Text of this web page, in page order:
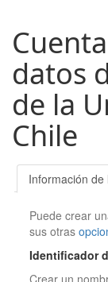
datos
de la
Chile
Información de
Puede crear
sus otras
Identificador
Crear un